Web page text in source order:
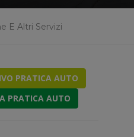
E Altri Servizi
PRATICA AUTO
PRATICA AUTO